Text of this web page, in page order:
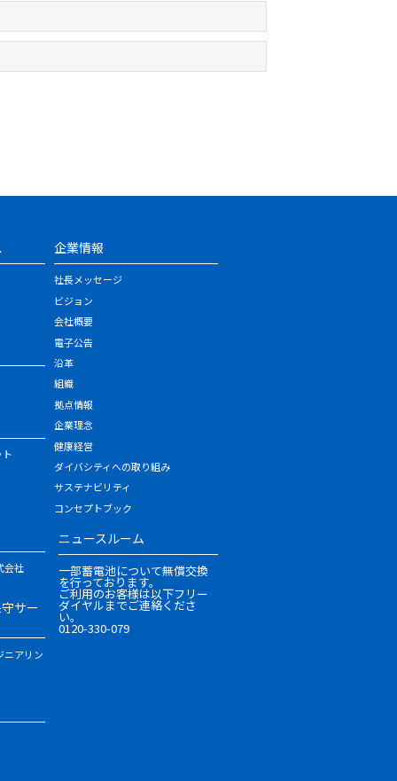
会社
サー
ニアリン
企業情報
社長メッセージ
ビジョン
会社概要
電子公告
沿革
組織
拠点情報
企業理念
健康経営
ダイバシティへの取り組み
サステナビリティ
コンセプトブック
ニュースルーム
一部蓄電池について無償交換
を行っております。
ご利用のお客様は以下フリー
ダイヤルまでご連絡くださ
い。
0120-330-079